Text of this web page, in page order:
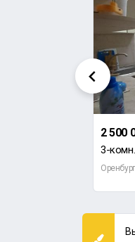
2 500
3-